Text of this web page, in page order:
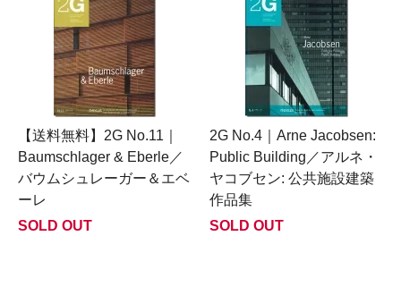
【送料無料】2G No.11｜
Baumschlager & Eberle／
バウムシュレーガー＆エベ
ーレ
SOLD OUT
2G No.4｜Arne Jacobsen:
Public Building／アルネ・
ヤコブセン: 公共施設建築
作品集
SOLD OUT